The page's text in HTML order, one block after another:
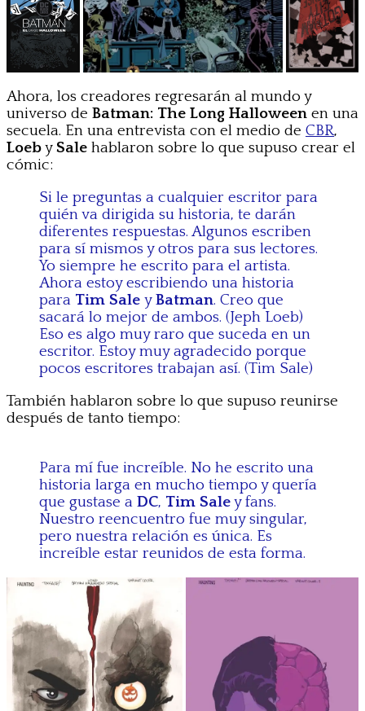
Ahora, los creadores regresarán al mundo y
universo de Batman: The Long Halloween en una
secuela. En una entrevista con el medio de CBR,
LoebySale hablaron sobre lo que supuso crear el
cómic:
Si le preguntas a cualquier escritor para
quién va dirigida su historia, te darán
diferentes respuestas. Algunos escriben
para sí mismos y otros para sus lectores.
Yo siempre he escrito para el artista.
Ahora estoy escribiendo una historia
para Tim Sale yBatman. Creo que
sacará lo mejor de ambos. (Jeph Loeb)
Eso es algo muy raro que suceda en un
escritor. Estoy muy agradecido porque
pocos escritores trabajan así. (Tim Sale)
También hablaron sobre lo que supuso reunirse
después de tanto tiempo:
Para mí fue increíble. No he escrito una
historia larga en mucho tiempo y quería
que gustase a DC, Tim Saley fans.
Nuestro reencuentro fue muy singular,
pero nuestra relación es única. Es
increíble estar reunidos de esta forma.